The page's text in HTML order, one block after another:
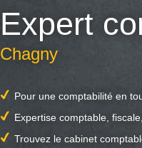
Expert
Chagny
Pour une comptabilité en
Expertise comptable,
Trouvez le cabinet